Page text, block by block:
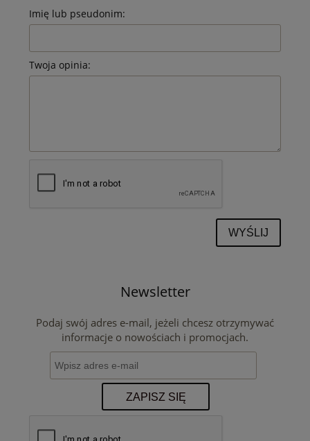
Imię lub pseudonim:
Twoja opinia:
WYŚLIJ
Newsletter
Podaj swój adres e-mail, jeżeli chcesz otrzymywać
informacje o nowościach i promocjach.
ZAPISZ SIĘ